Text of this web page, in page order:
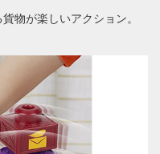
物が楽しいアクション。